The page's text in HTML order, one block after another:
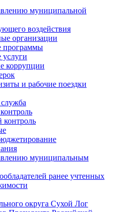
муниципальной
воздействия
организации
программы
коррупции
и рабочие поездки
муниципальным
ранее учтенных
округа Сухой Лог